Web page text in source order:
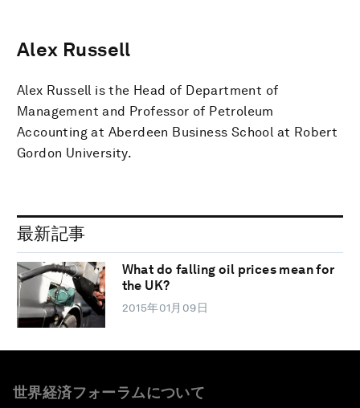
Alex Russell
Alex Russell is the Head of Department of
Management and Professor of Petroleum
Accounting at Aberdeen Business School at Robert
Gordon University.
最新記事
What do falling oil prices mean for
the UK?
2015年01月09日
世界経済フォーラムについて